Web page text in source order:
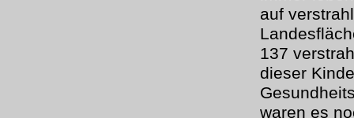
auf
137
dieser
waren es